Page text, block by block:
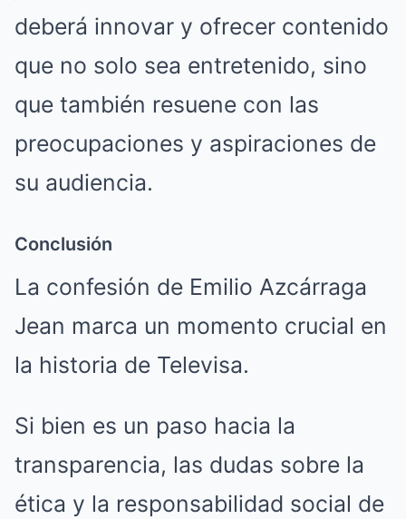
deberá innovar y ofrecer contenido
que no solo sea entretenido, sino
que también resuene con las
preocupaciones y aspiraciones de
su audiencia.
Conclusión
La confesión de Emilio Azcárraga
Jean marca un momento crucial en
la historia de Televisa.
Si bien es un paso hacia la
transparencia, las dudas sobre la
ética y la responsabilidad social de